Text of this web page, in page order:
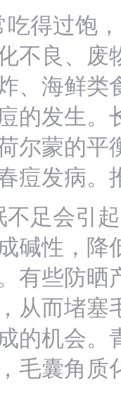
吃得过饱
不良、废
、海鲜类
的发生。
尔蒙的平
痘发病。
不足会引
碱性，降
有些防晒
从而堵塞
的机会。
毛囊角质